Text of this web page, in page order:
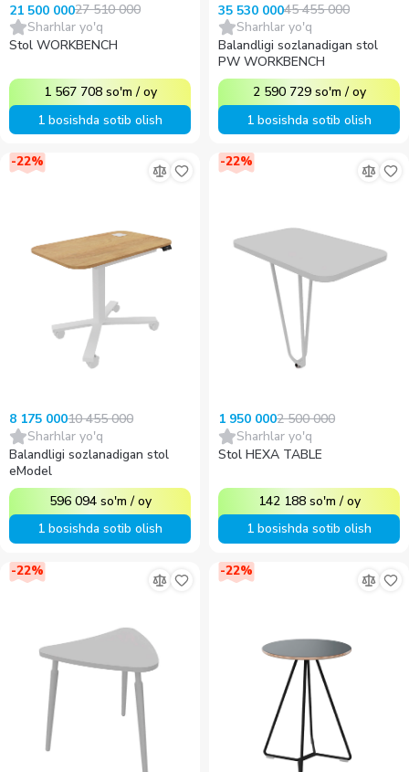
21 500 00027 510 000
Sharhlar yo'q
Stol WORKBENCH
1 567 708 so'm /oy
1 bosishda sotib olish
35 530 00045 455 000
Sharhlar yo'q
Balandligi sozlanadigan stol
PW WORKBENCH
2 590 729 so'm /oy
1 bosishda sotib olish
-22%
8 175 00010 455 000
Sharhlar yo'q
Balandligi sozlanadigan stol
eModel
596 094 so'm /oy
1 bosishda sotib olish
-22%
1 950 0002 500 000
Sharhlar yo'q
Stol HEXA TABLE
142 188 so'm /oy
1 bosishda sotib olish
-22% -22%